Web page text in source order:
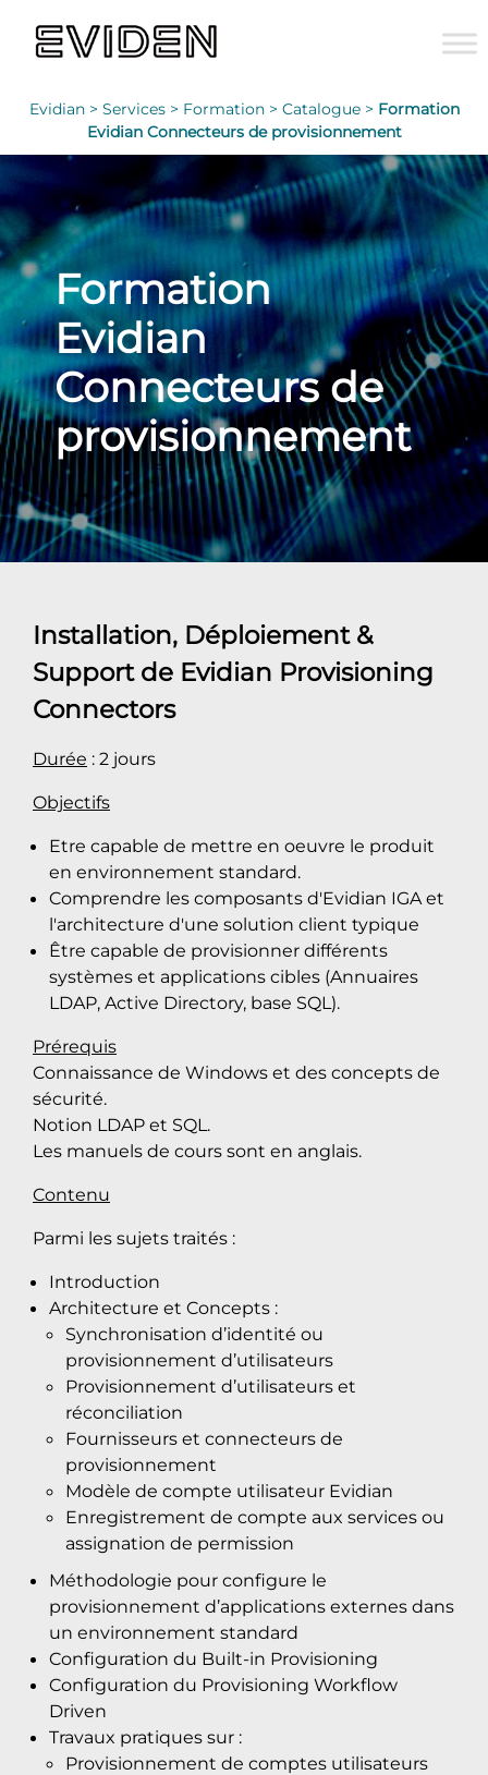
Evidian > Services > Formation > Catalogue > Formation
Evidian Connecteurs de provisionnement
Formation
Evidian
Connecteurs de
provisionnement
Installation, Déploiement &
Support de Evidian Provisioning
Connectors
Durée : 2 jours
Objectifs
Etre capable de mettre en oeuvre le produit
en environnement standard.
Comprendre les composants d'Evidian IGA et
l'architecture d'une solution client typique
Être capable de provisionner différents
systèmes et applications cibles (Annuaires
LDAP, Active Directory, base SQL).
Prérequis
Connaissance de Windows et des concepts de
sécurité.
Notion LDAP et SQL.
Les manuels de cours sont en anglais.
Contenu
Parmi les sujets traités :
Introduction
Architecture et Concepts :
Synchronisation d’identité ou
provisionnement d’utilisateurs
Provisionnement d’utilisateurs et
réconciliation
Fournisseurs et connecteurs de
provisionnement
Modèle de compte utilisateur Evidian
Enregistrement de compte aux services ou
assignation de permission
Méthodologie pour configure le
provisionnement d’applications externes dans
un environnement standard
Configuration du Built-in Provisioning
Configuration du Provisioning Workflow
Driven
Travaux pratiques sur :
Provisionnement de comptes utilisateurs